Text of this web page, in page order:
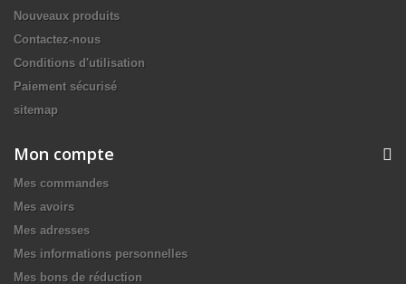
Nouveaux produits
Contactez-nous
Conditions d'utilisation
Paiement sécurisé
sitemap
Mon compte
Mes commandes
Mes avoirs
Mes adresses
Mes informations personnelles
Mes bons de réduction